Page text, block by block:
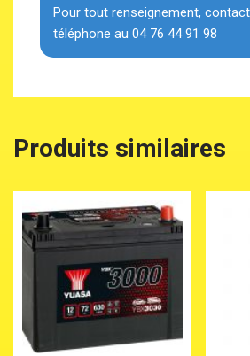
Pour tout renseignement,
téléphone au 04 76 44 91 98
Produits similaires